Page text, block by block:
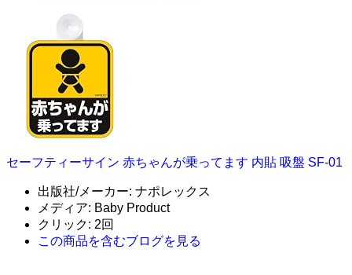
セーフティーサイン 赤ちゃんが乗ってます 内貼 吸盤 SF-01
出版社/メーカー: ナポレックス
メディア: Baby Product
クリック: 2回
この商品を含むブログを見る